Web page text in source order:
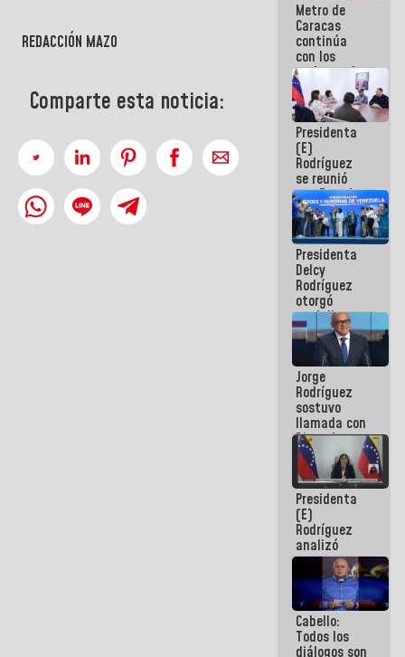
REDACCIÓN MAZO
Comparte esta noticia:
Metro de
Caracas
continúa
con los
trabajos de
mantenimiento
e inspección
en la Línea 2
Presidenta
(E)
Rodríguez
se reunió
con Estado
Mayor
Eléctrico
para
abordar
planes de
acción
Presidenta
Delcy
Rodríguez
otorgó
medalla
"Héroe de
Venezuela"
a servidores
públicos
Jorge
Rodríguez
sostuvo
llamada con
Dinorah
Figuera y
acuerdan
primer
encuentro
presencial
para el
diálogo
Presidenta
(E)
Rodríguez
analizó
junto a
gobernadores
planes de
recuperación
del Sistema
Eléctrico
Cabello:
Todos los
diálogos son